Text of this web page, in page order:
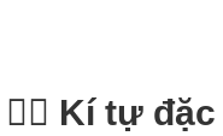
🏴‍☠️ Kí tự